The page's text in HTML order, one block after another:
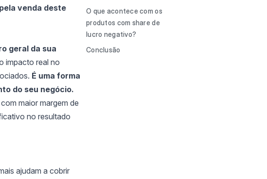
venda deste
geral da sua
impacto real no
É uma forma
do seu negócio.
maior margem de
no resultado
ajudam a cobrir
O que acontece com os
produtos com share de
lucro negativo?
Conclusão